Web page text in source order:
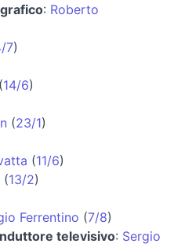
: Roberto
7)
(14/6)
(23/1)
(11/6)
(13/2)
Ferrentino (7/8)
televisivo: Sergio